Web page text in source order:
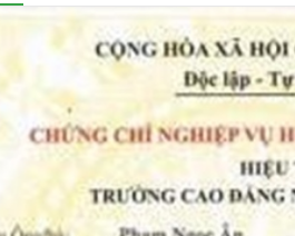
nhà nguyên căn Phú Yên, chuyên cho
nguyên căn tại Phú Yên
hiên đang cho thuê nhà nguyên căn